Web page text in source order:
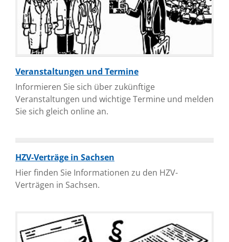
Veranstaltungen und Termine
Informieren Sie sich über zukünftige
Veranstaltungen und wichtige Termine und melden
Sie sich gleich online an.
HZV-Verträge in Sachsen
Hier finden Sie Informationen zu den HZV-
Verträgen in Sachsen.